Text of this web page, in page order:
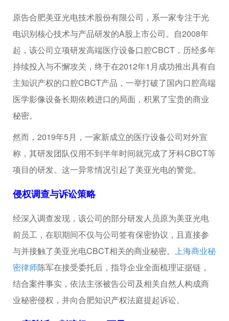
原告合肥美亚光电技术股份有限公司，系一家专注于光
电识别核心技术与产品研发的A股上市公司。自2008年
起，该公司立项研发高端医疗设备口腔CBCT，历经多年
持续投入与不懈攻关，终于在2012年1月成功推出具有自
主知识产权的口腔CBCT产品，一举打破了国内口腔高端
医学影像设备长期依赖进口的局面，积累了宝贵的商业
秘密。
然而，2019年5月，一家新成立的医疗设备公司对外宣
称，其研发团队仅用不到半年时间就完成了牙科CBCT等
项目的研发。这一异常情况引起了美亚光电的警觉。
侵权调查与诉讼策略
经深入调查发现，该公司的部分研发人员原为美亚光电
前员工，在职期间不仅与公司签有保密协议，且直接参
与并接触了美亚光电CBCT相关的商业秘密。 上海商业秘
密律师陈军在接受委托后，指导企业全面梳理证据链，
结合案件事实，依法主张被告公司及相关自然人构成商
业秘密侵权，并向合肥知识产权法庭提起诉讼。